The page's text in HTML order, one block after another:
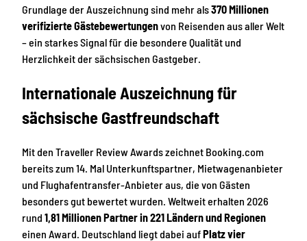
Grundlage der Auszeichnung sind mehr als370 Millionen
verifizierte Gästebewertungenvon Reisenden aus aller Welt
– ein starkes Signal für die besondere Qualität und
Herzlichkeit der sächsischen Gastgeber.
Internationale Auszeichnung für
sächsische Gastfreundschaft
Mit den Traveller Review Awards zeichnet Booking.com
bereits zum 14. Mal Unterkunftspartner, Mietwagenanbieter
und Flughafentransfer-Anbieter aus, die von Gästen
besonders gut bewertet wurden. Weltweit erhalten 2026
rund 1,81 Millionen Partner in 221 Ländern und Regionen
einen Award. Deutschland liegt dabei aufPlatz vier